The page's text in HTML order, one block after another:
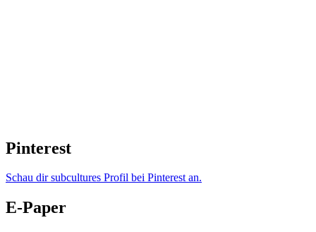
Pinterest
Schau dir subcultures Profil bei Pinterest an.
E-Paper